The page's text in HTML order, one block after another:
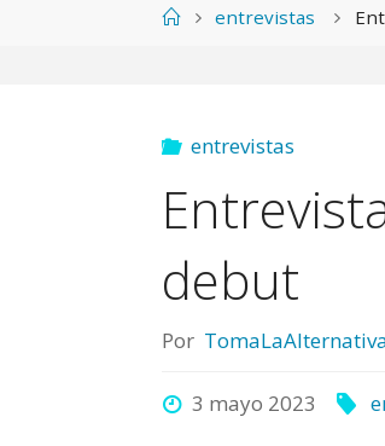
Páginaentrevistas
entrevistas
debut
Por
3 mayo 2023